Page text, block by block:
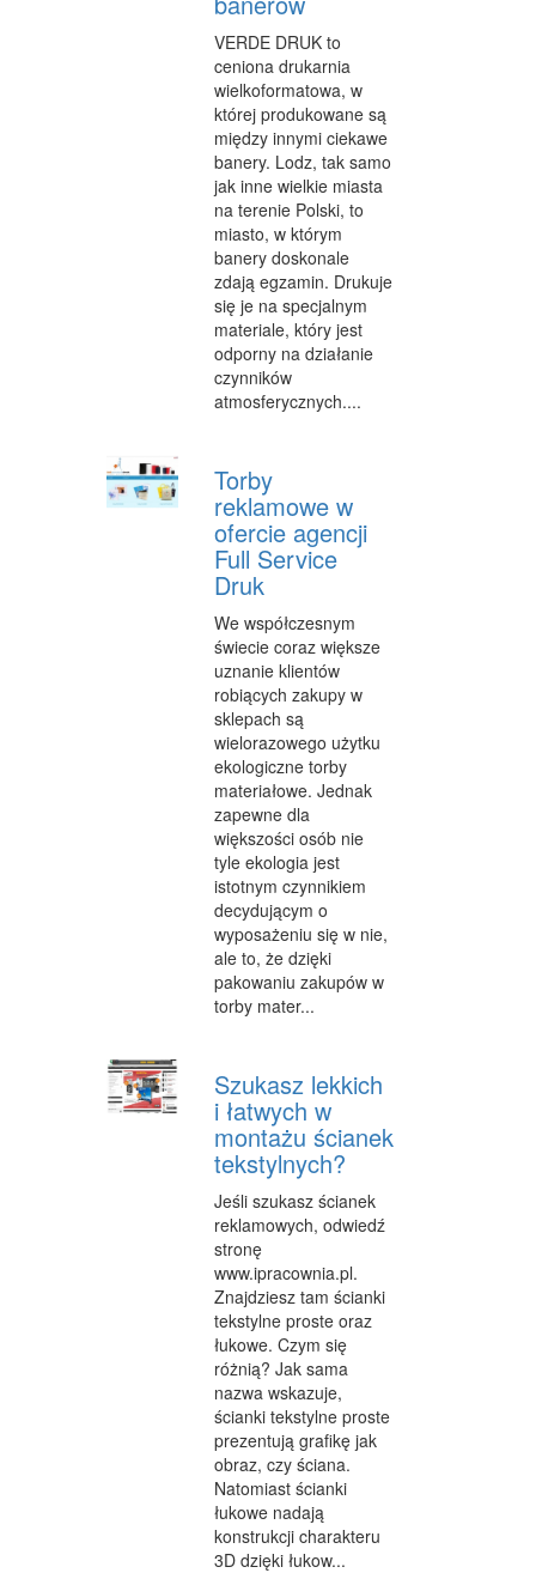
MATERIAŁY REKLAMOWE
INNE AGENCJE
WIGOR
IMPREZY INTEGRACYJNE
HOBBY
ZAJĘCIA SPORTOWE I REKREACYJNE
PRODUKCJA
INFORMATYCZNE
RESTAURACJE, CATERING
ADWOKACI, PORADY PRAWNE
SPRZĄTANIE, PORZĄDKOWANIE
SERWIS
OPIEKA
INNE USŁUGI
KURIER, PRZESYŁKI
WYCIECZKI
HOTELE I NOCLEGI
PODRÓŻE
ZDROWIE
DIETETYKA, ODCHUDZANIE
KOSMETYKI
SALONY KOSMETYCZNE
SPRZĘT MEDYCZNY
WEB
OPROGRAMOWANIE
KONTAKT
VERDE DRUK to
ceniona drukarnia
wielkoformatowa, w
której produkowane są
między innymi ciekawe
banery. Lodz, tak samo
jak inne wielkie miasta
na terenie Polski, to
miasto, w którym
banery doskonale
zdają egzamin. Drukuje
się je na specjalnym
materiale, który jest
odporny na działanie
czynników
atmosferycznych....
Torby
reklamowe w
ofercie agencji
Full Service
Druk
We współczesnym
świecie coraz większe
uznanie klientów
robiących zakupy w
sklepach są
wielorazowego użytku
ekologiczne torby
materiałowe. Jednak
zapewne dla
większości osób nie
tyle ekologia jest
istotnym czynnikiem
decydującym o
wyposażeniu się w nie,
ale to, że dzięki
pakowaniu zakupów w
torby mater...
Szukasz lekkich
i łatwych w
montażu ścianek
tekstylnych?
Jeśli szukasz ścianek
reklamowych, odwiedź
stronę
www.ipracownia.pl.
Znajdziesz tam ścianki
tekstylne proste oraz
łukowe. Czym się
różnią? Jak sama
nazwa wskazuje,
ścianki tekstylne proste
prezentują grafikę jak
obraz, czy ściana.
Natomiast ścianki
łukowe nadają
konstrukcji charakteru
3D dzięki łukow...